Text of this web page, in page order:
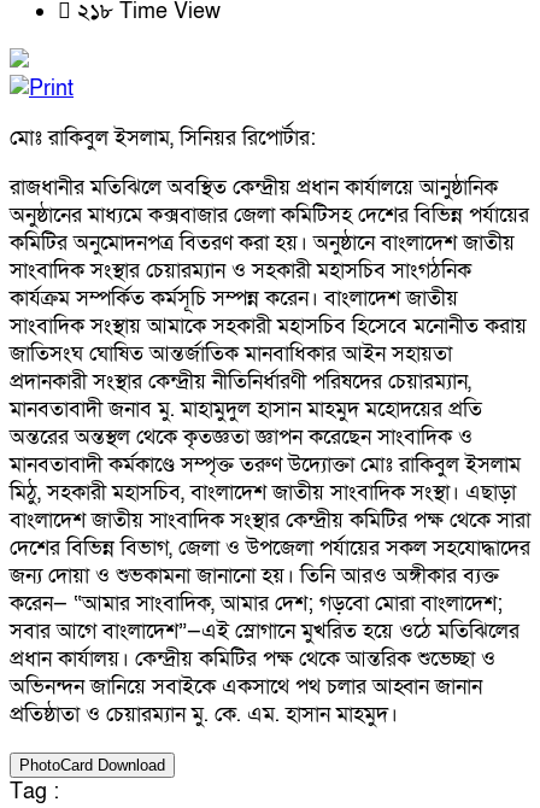
২১৮ Time View
মোঃ রাকিবুল ইসলাম, সিনিয়র রিপোর্টার:
রাজধানীর মতিঝিলে অবস্থিত কেন্দ্রীয় প্রধান কার্যালয়ে আনুষ্ঠানিক
অনুষ্ঠানের মাধ্যমে কক্সবাজার জেলা কমিটিসহ দেশের বিভিন্ন পর্যায়ের
কমিটির অনুমোদনপত্র বিতরণ করা হয়। অনুষ্ঠানে বাংলাদেশ জাতীয়
সাংবাদিক সংস্থার চেয়ারম্যান ও সহকারী মহাসচিব সাংগঠনিক
কার্যক্রম সম্পর্কিত কর্মসূচি সম্পন্ন করেন। বাংলাদেশ জাতীয়
সাংবাদিক সংস্থায় আমাকে সহকারী মহাসচিব হিসেবে মনোনীত করায়
জাতিসংঘ ঘোষিত আন্তর্জাতিক মানবাধিকার আইন সহায়তা
প্রদানকারী সংস্থার কেন্দ্রীয় নীতিনির্ধারণী পরিষদের চেয়ারম্যান,
মানবতাবাদী জনাব মু. মাহামুদুল হাসান মাহমুদ মহোদয়ের প্রতি
অন্তরের অন্তস্থল থেকে কৃতজ্ঞতা জ্ঞাপন করেছেন সাংবাদিক ও
মানবতাবাদী কর্মকাণ্ডে সম্পৃক্ত তরুণ উদ্যোক্তা মোঃ রাকিবুল ইসলাম
মিঠু, সহকারী মহাসচিব, বাংলাদেশ জাতীয় সাংবাদিক সংস্থা। এছাড়া
বাংলাদেশ জাতীয় সাংবাদিক সংস্থার কেন্দ্রীয় কমিটির পক্ষ থেকে সারা
দেশের বিভিন্ন বিভাগ, জেলা ও উপজেলা পর্যায়ের সকল সহযোদ্ধাদের
জন্য দোয়া ও শুভকামনা জানানো হয়। তিনি আরও অঙ্গীকার ব্যক্ত
করেন— “আমার সাংবাদিক, আমার দেশ; গড়বো মোরা বাংলাদেশ;
সবার আগে বাংলাদেশ”—এই স্লোগানে মুখরিত হয়ে ওঠে মতিঝিলের
প্রধান কার্যালয়। কেন্দ্রীয় কমিটির পক্ষ থেকে আন্তরিক শুভেচ্ছা ও
অভিনন্দন জানিয়ে সবাইকে একসাথে পথ চলার আহ্বান জানান
প্রতিষ্ঠাতা ও চেয়ারম্যান মু. কে. এম. হাসান মাহমুদ।
PhotoCard Download
Tag :